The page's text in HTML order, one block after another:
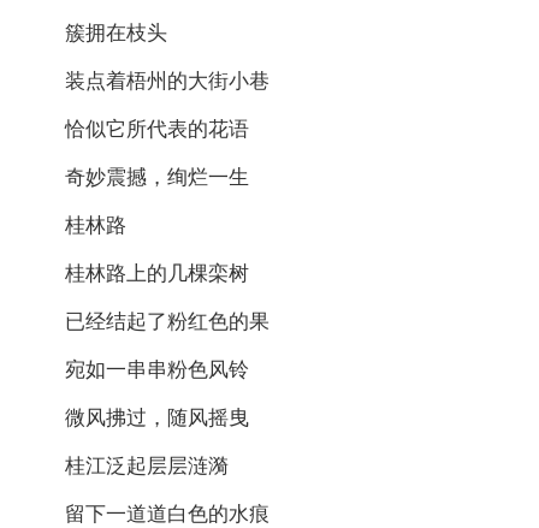
簇拥在枝头
装点着梧州的大街小巷
恰似它所代表的花语
奇妙震撼，绚烂一生
桂林路
桂林路上的几棵栾树
已经结起了粉红色的果
宛如一串串粉色风铃
微风拂过，随风摇曳
桂江泛起层层涟漪
留下一道道白色的水痕